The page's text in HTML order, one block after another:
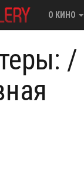
О КИНО
/